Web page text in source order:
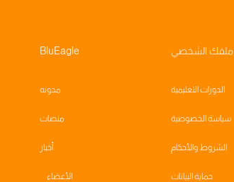
ملفك الشخصي
الدورات التعليمية
سياسة الخصوصية
الشروط والأحكام
حماية البيانات
BluEagle
مدونه
منصات
أخبار
الأعضاء